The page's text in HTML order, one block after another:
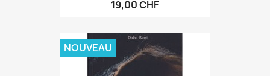
19,00 CHF
NOUVEAU